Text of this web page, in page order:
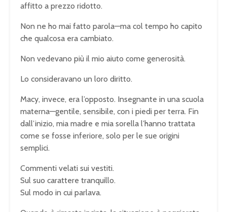
affitto a prezzo ridotto.
Non ne ho mai fatto parola—ma col tempo ho capito
che qualcosa era cambiato.
Non vedevano più il mio aiuto come generosità.
Lo consideravano un loro diritto.
Macy, invece, era l’opposto. Insegnante in una scuola
materna—gentile, sensibile, con i piedi per terra. Fin
dall’inizio, mia madre e mia sorella l’hanno trattata
come se fosse inferiore, solo per le sue origini
semplici.
Commenti velati sui vestiti.
Sul suo carattere tranquillo.
Sul modo in cui parlava.